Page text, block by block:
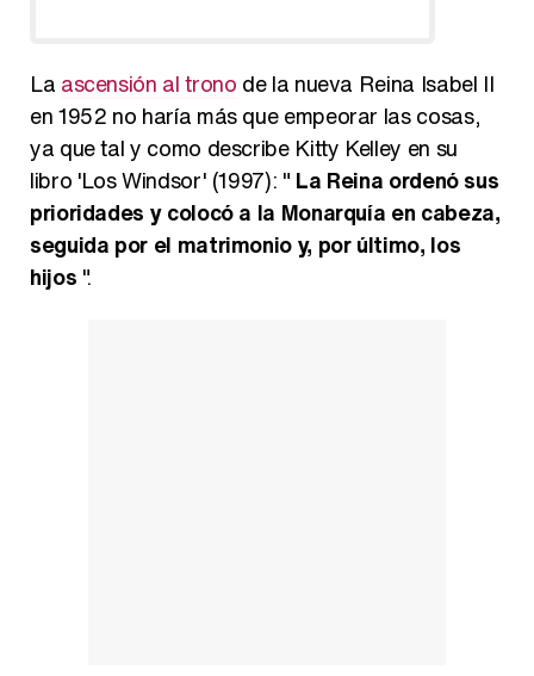
La ascensión al trono de la nueva Reina Isabel II
en 1952 no haría más que empeorar las cosas,
ya que tal y como describe Kitty Kelley en su
libro 'Los Windsor' (1997): " La Reina ordenó sus
prioridades y colocó a la Monarquía en cabeza,
seguida por el matrimonio y, por último, los
hijos ".